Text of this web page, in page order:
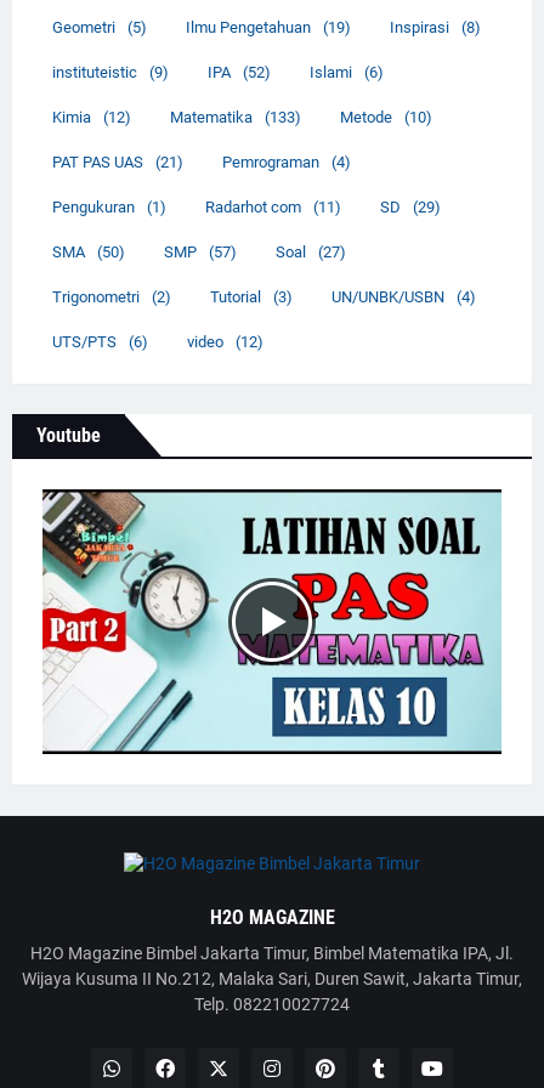
Geometri (5) Ilmu Pengetahuan (19) Inspirasi (8)
instituteistic (9) IPA (52) Islami (6)
Kimia (12) Matematika (133) Metode (10)
PAT PAS UAS (21) Pemrograman (4)
Pengukuran (1) Radarhot com (11) SD (29)
SMA (50) SMP (57) Soal (27)
Trigonometri (2) Tutorial (3) UN/UNBK/USBN (4)
UTS/PTS (6) video (12)
Youtube
H2O MAGAZINE
H2O Magazine Bimbel Jakarta Timur, Bimbel Matematika IPA, Jl.
Wijaya Kusuma II No.212, Malaka Sari, Duren Sawit, Jakarta Timur,
Telp. 082210027724